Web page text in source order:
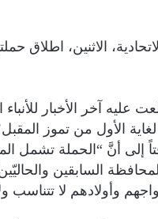
الاثنين،
عليه آخر الأخبار
الأول من تموز
إلى أنَّ “الحملة تشمل
السابقين
وأولادهم لا تتناسب